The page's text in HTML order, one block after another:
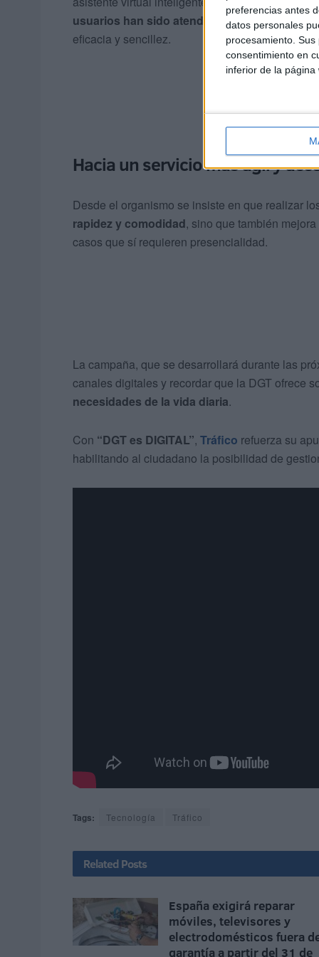
preferencias antes
datos personales
procesamiento.
consentimiento en
inferior de la página
usuarios han sido atendidos por esta
eficacia y sencillez.
Hacia un servicio más ágil y
Desde el organismo se insiste en que realizar
rapidez y comodidad, sino que también
casos que sí requieren presencialidad.
La campaña, que se desarrollará durante las
canales digitales y recordar que la DGT ofrece
necesidades de la vida diaria.
Con “DGT es DIGITAL”, Tráfico refuerza su
habilitando al ciudadano la posibilidad de
Tags: Tecnología Tráfico
Related Posts
España exigirá reparar
móviles, televisores y
electrodomésticos fuera
garantía a partir del 31 de